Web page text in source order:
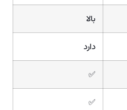
بالا
دارد
✅
✅